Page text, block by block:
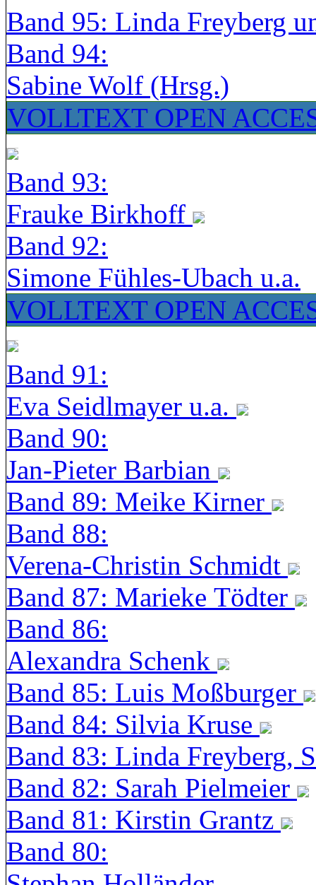
Band 95: Linda Freyberg
Band 94:
Sabine Wolf (Hrsg.)
VOLLTEXT OPEN
Band 93:
Frauke Birkhoff
Band 92:
Simone Fühles-Ubach u.a.
VOLLTEXT OPEN
Band 91:
Eva Seidlmayer u.a.
Band 90:
Jan-Pieter Barbian
Band 89: Meike Kirner
Band 88:
Verena-Christin Schmidt
Band 87: Marieke Tödter
Band 86:
Alexandra Schenk
Band 85: Luis Moßburger
Band 84: Silvia Kruse
Band 83: Linda Freyberg,
Band 82: Sarah Pielmeier
Band 81: Kirstin Grantz
Band 80: